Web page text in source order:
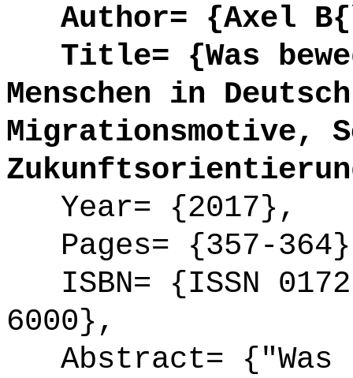
Author= {Axel
Title= {Was
Menschen in
Migrationsmotive,
Year= {2017},
Pages= {357-
ISBN= {ISSN
6000},
Abstract= {"Was